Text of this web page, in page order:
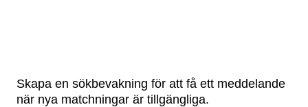
Skapa en sökbevakning för att få ett meddelande
när nya matchningar är tillgängliga.